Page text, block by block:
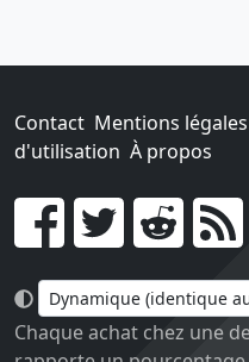
Contact Mentions légales
d'utilisation À propos
Go !
Chaque achat chez une